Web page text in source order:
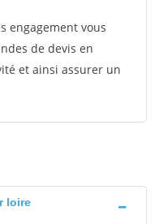
engagement vous
de devis en
et ainsi assurer un
loire